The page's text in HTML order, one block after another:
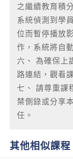
之繼續教育積
系統偵測到學
位而暫停播放
作，系統將自
六、 為確保上
路連結，觀看
七、 請尊重課
禁側錄或分享
任。
其他相似課程